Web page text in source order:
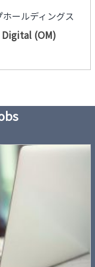
ールディングス
(OM)